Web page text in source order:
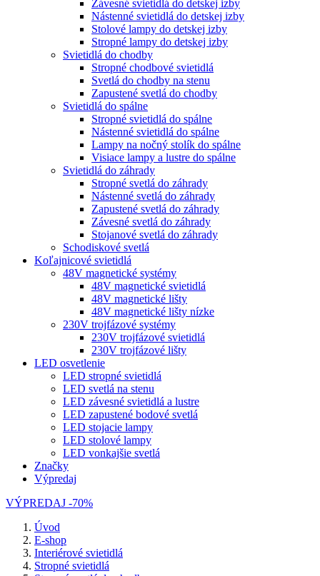
Závesné svietidlá do detskej izby
Nástenné svietidlá do detskej izby
Stolové lampy do detskej izby
Stropné lampy do detskej izby
Svietidlá do chodby
Stropné chodbové svietidlá
Svetlá do chodby na stenu
Zapustené svetlá do chodby
Svietidlá do spálne
Stropné svietidlá do spálne
Nástenné svietidlá do spálne
Lampy na nočný stolík do spálne
Visiace lampy a lustre do spálne
Svietidlá do záhrady
Stropné svetlá do záhrady
Nástenné svetlá do záhrady
Zapustené svetlá do záhrady
Závesné svetlá do záhrady
Stojanové svetlá do záhrady
Schodiskové svetlá
Koľajnicové svietidlá
48V magnetické systémy
48V magnetické svietidlá
48V magnetické lišty
48V magnetické lišty nízke
230V trojfázové systémy
230V trojfázové svietidlá
230V trojfázové lišty
LED osvetlenie
LED stropné svietidlá
LED svetlá na stenu
LED závesné svietidlá a lustre
LED zapustené bodové svetlá
LED stojacie lampy
LED stolové lampy
LED vonkajšie svetlá
Značky
Výpredaj
VÝPREDAJ -70%
Úvod
E-shop
Interiérové svietidlá
Stropné svietidlá